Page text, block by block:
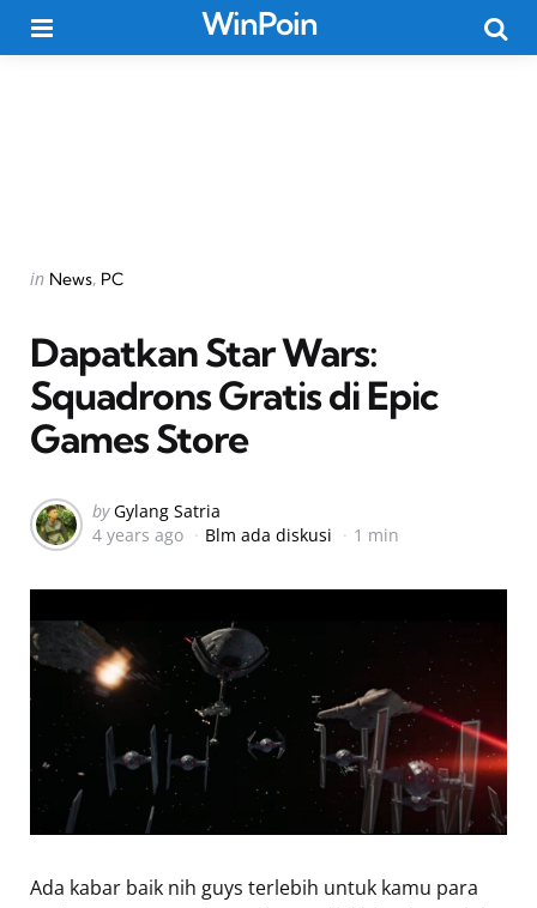
WinPoin
Categories
Posted
in News PC
Dapatkan Star Wars:
Squadrons Gratis di Epic
Games Store
Posted
by
by Gylang Satria
4 years ago
Blm ada diskusi 1 min
Ada kabar baik nih guys terlebih untuk kamu para